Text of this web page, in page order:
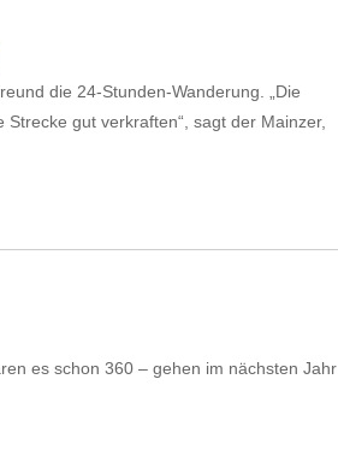
die 24-Stunden-Wanderung. „Die
gut verkraften“, sagt der Mainzer,
es schon 360 – gehen im nächsten Jahr